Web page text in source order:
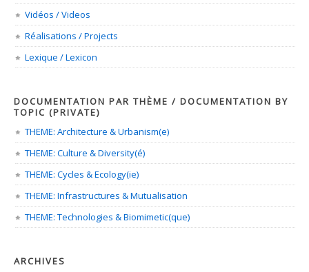
Vidéos / Videos
Réalisations / Projects
Lexique / Lexicon
DOCUMENTATION PAR THÈME / DOCUMENTATION BY
TOPIC (PRIVATE)
THEME: Architecture & Urbanism(e)
THEME: Culture & Diversity(é)
THEME: Cycles & Ecology(ie)
THEME: Infrastructures & Mutualisation
THEME: Technologies & Biomimetic(que)
ARCHIVES